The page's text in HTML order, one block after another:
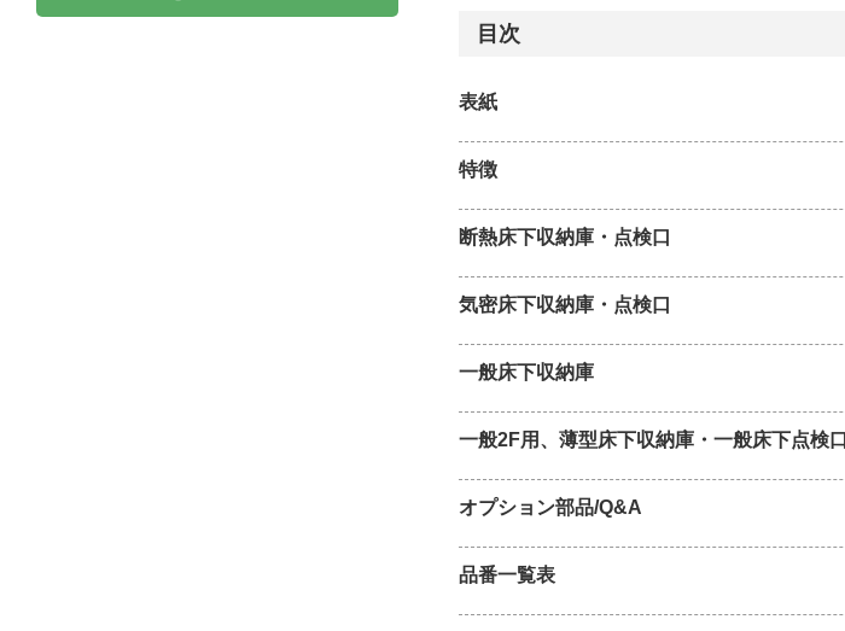
目次
表紙
特徴
断熱床下収納庫・点検口
気密床下収納庫・点検口
一般床下収納庫
一般2F用、薄型床下収納庫・一般床下点検口
オプション部品/Q&A
品番一覧表